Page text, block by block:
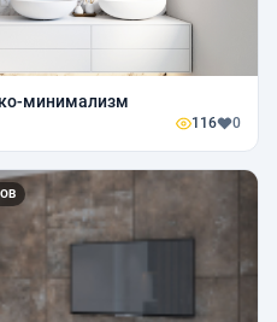
минимализм
116 0